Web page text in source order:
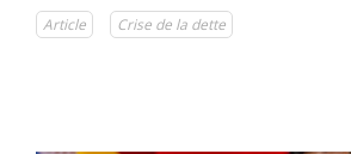
Article Crise de la dette